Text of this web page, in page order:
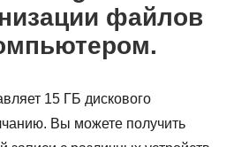
файлов
15 ГБ дискового
Вы можете получить